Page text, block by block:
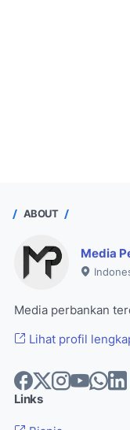
ABOUT
Media
Media perbankan
Lihat profil
Links